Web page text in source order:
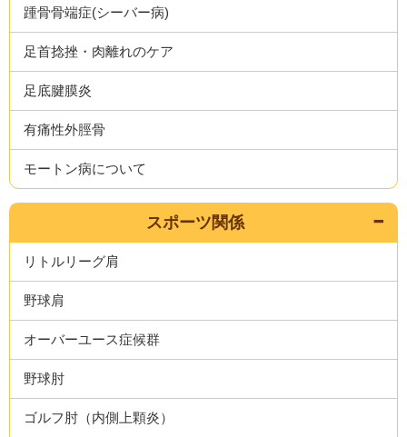
踵骨骨端症(シーバー病)
足首捻挫・肉離れのケア
足底腱膜炎
有痛性外脛骨
モートン病について
スポーツ関係
リトルリーグ肩
野球肩
オーバーユース症候群
野球肘
ゴルフ肘（内側上顆炎）